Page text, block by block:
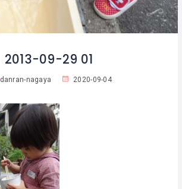
2013-09-29 01
danran-nagaya 2020-09-04